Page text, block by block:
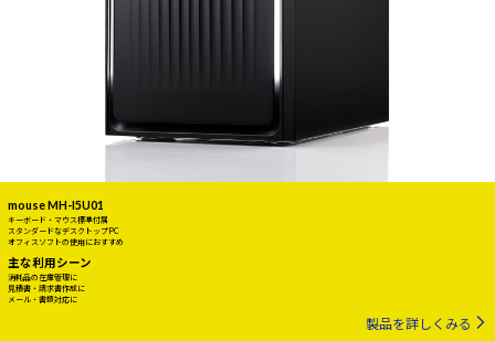
mouse MH-I5U01
キーボード・マウス標準付属
スタンダードなデスクトップPC
オフィスソフトの使用におすすめ
主な利用シーン
消耗品の在庫管理に
見積書・請求書作成に
メール・書類対応に
製品を詳しくみる